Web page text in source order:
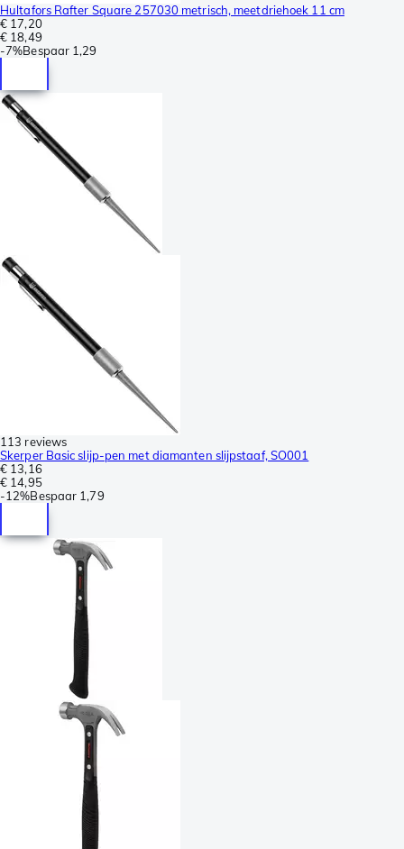
Hultafors Rafter Square 257030 metrisch, meetdriehoek 11 cm
€ 17,20
€ 18,49
-7%Bespaar 1,29
113 reviews
Skerper Basic slijp-pen met diamanten slijpstaaf, SO001
€ 13,16
€ 14,95
-12%Bespaar 1,79